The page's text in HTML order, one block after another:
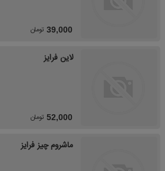
39,000 تومان
لاین فرایز
52,000 تومان
ماشروم چیز فرایز